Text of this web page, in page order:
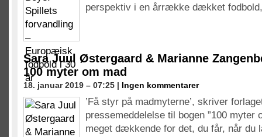
perspektiv i en årrække dækket
Sara Juul Østergaard & Marianne
100 myter om mad
18. januar 2019 – 07:25 | Ingen kommentarer
’Få styr på madmyterne’, skriver
pressemeddelelse til bogen ”100 myter
meget dækkende for det, du får, når du